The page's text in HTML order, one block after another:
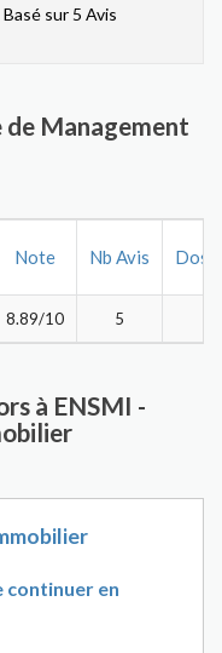
Basé sur 5 Avis
de Management
Note Nb Avis
8.89/10 5
à ENSMI -
continuer en